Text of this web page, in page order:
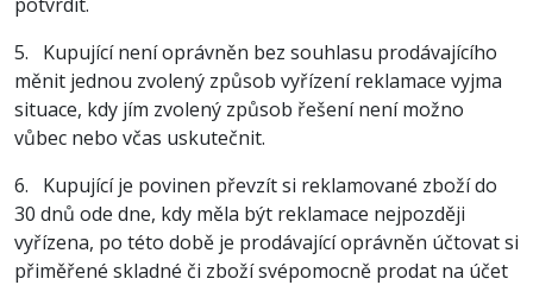
5. Kupující není oprávněn bez souhlasu prodávajícího
měnit jednou zvolený způsob vyřízení reklamace vyjma
situace, kdy jím zvolený způsob řešení není možno
vůbec nebo včas uskutečnit.
6. Kupující je povinen převzít si reklamované zboží do
30 dnů ode dne, kdy měla být reklamace nejpozději
vyřízena, po této době je prodávající oprávněn účtovat si
přiměřené skladné či zboží svépomocně prodat na účet